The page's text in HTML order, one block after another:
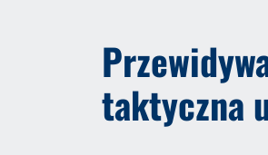
taktyczna